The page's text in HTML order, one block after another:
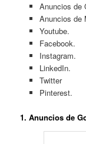
Anuncios de
Anuncios de
Youtube.
Facebook.
Instagram.
LinkedIn.
Twitter
Pinterest.
1.Anuncios de